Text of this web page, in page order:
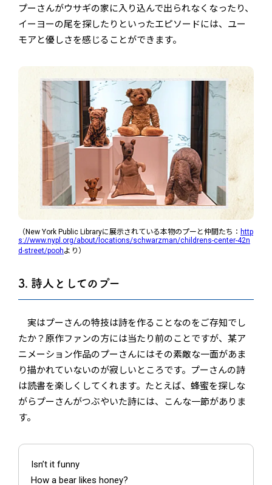
プーさんがウサギの家に入り込んで出られなくなったり、
イーヨーの尾を探したりといったエピソードには、ユー
モアと優しさを感じることができます。
（New York Public Libraryに展示されている本物のプーと仲間たち： http
s://www.nypl.org/about/locations/schwarzman/childrens-center-42n
d-street/poohより）
3. 詩人としてのプー
実はプーさんの特技は詩を作ることなのをご存知でし
たか？原作ファンの方には当たり前のことですが、某ア
ニメーション作品のプーさんにはその素敵な一面があま
り描かれていないのが寂しいところです。プーさんの詩
は読書を楽しくしてくれます。たとえば、蜂蜜を探しな
がらプーさんがつぶやいた詩には、こんな一節がありま
す。
Isn’t it funny
How a bear likes honey?